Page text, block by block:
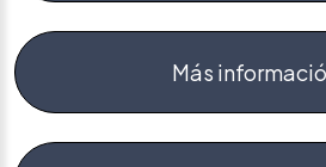
Más